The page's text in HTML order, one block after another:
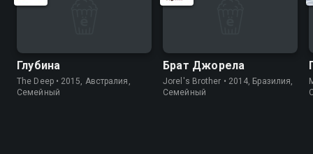
Глубина
The Deep • 2015, Австралия,
Cемейный
Брат Джорела
Jorel's Brother • 2014, Бразилия,
Cемейный